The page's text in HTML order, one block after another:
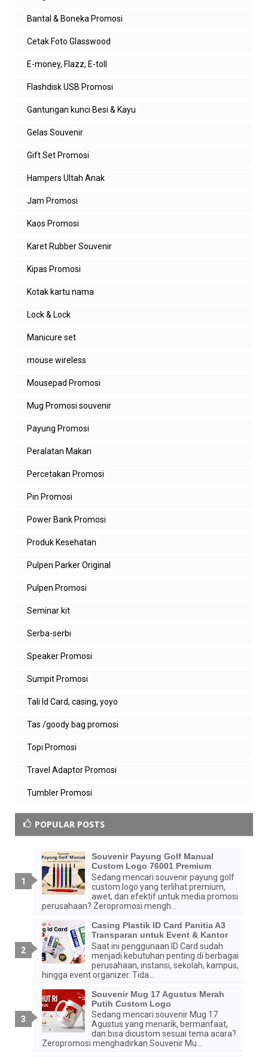
Bantal & Boneka Promosi
Cetak Foto Glasswood
E-money, Flazz, E-toll
Flashdisk USB Promosi
Gantungan kunci Besi & Kayu
Gelas Souvenir
Gift Set Promosi
Hampers Ultah Anak
Jam Promosi
Kaos Promosi
Karet Rubber Souvenir
Kipas Promosi
Kotak kartu nama
Lock & Lock
Manicure set
mouse wireless
Mousepad Promosi
Mug Promosi souvenir
Payung Promosi
Peralatan Makan
Percetakan Promosi
Pin Promosi
Power Bank Promosi
Produk Kesehatan
Pulpen Parker Original
Pulpen Promosi
Seminar kit
Serba-serbi
Speaker Promosi
Sumpit Promosi
Tali Id Card, casing, yoyo
Tas /goody bag promosi
Topi Promosi
Travel Adaptor Promosi
Tumbler Promosi
POPULAR POSTS
Souvenir Payung Golf Manual
Custom Logo 76001 Premium
Sedang mencari souvenir payung golf
custom logo yang terlihat premium,
awet, dan efektif untuk media promosi
perusahaan? Zeropromosi mengh...
Casing Plastik ID Card Panitia A3
Transparan untuk Event & Kantor
Saat ini penggunaan ID Card sudah
menjadi kebutuhan penting di berbagai
perusahaan, instansi, sekolah, kampus,
hingga event organizer. Tida...
Souvenir Mug 17 Agustus Merah
Putih Custom Logo
Sedang mencari souvenir Mug 17
Agustus yang menarik, bermanfaat,
dan bisa dicustom sesuai tema acara?
Zeropromosi menghadirkan Souvenir Mu...